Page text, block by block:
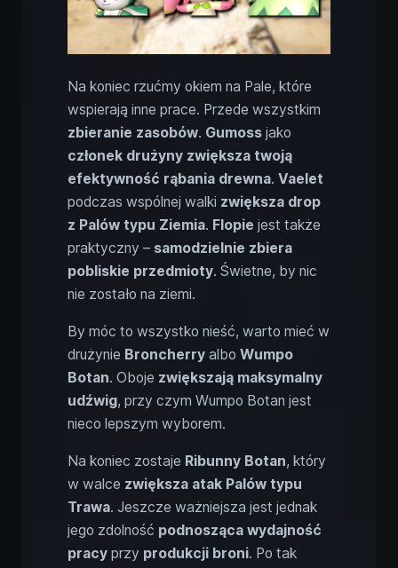
Na koniec rzućmy okiem na Pale, które
wspierają inne prace. Przede wszystkim
zbieranie zasobów. Gumoss jako
członek drużyny zwiększa twoją
efektywność rąbania drewna. Vaelet
podczas wspólnej walki zwiększa drop
z Palów typu Ziemia. Flopie jest także
praktyczny – samodzielnie zbiera
pobliskie przedmioty. Świetne, by nic
nie zostało na ziemi.
By móc to wszystko nieść, warto mieć w
drużynie Broncherry albo Wumpo
Botan. Oboje zwiększają maksymalny
udźwig, przy czym Wumpo Botan jest
nieco lepszym wyborem.
Na koniec zostaje Ribunny Botan, który
w walce zwiększa atak Palów typu
Trawa. Jeszcze ważniejsza jest jednak
jego zdolność podnosząca wydajność
pracy przy produkcji broni. Po tak